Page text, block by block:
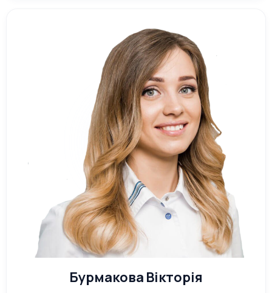
завершується санацією за допомогою стиснутого
повітря, який для підвищення ефективності
зволожується цілющими соляними розчинами. Якщо
випадок важкий, то лікар порекомендує повторити
процедуру через квартал, можливо навіть кілька
разів. Це дозволить максимально оздоровити м’які
тканини, не допускаючи ускладнень і руйнування
зубів.
Технологія Air Flow
Даний метод полягає в струминному чищенні
порожнини рота. В результаті видаляються
частинки м’якого нальоту.
Ультразвукова чистка
Бурмакова Вікторія